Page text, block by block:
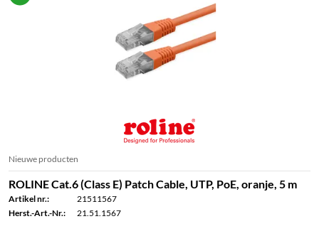
Nieuwe producten
ROLINE Cat.6 (Class E) Patch Cable, UTP, PoE, oranje, 5 m
Artikel nr.:
21511567
Herst.-Art.-Nr.:
21.51.1567